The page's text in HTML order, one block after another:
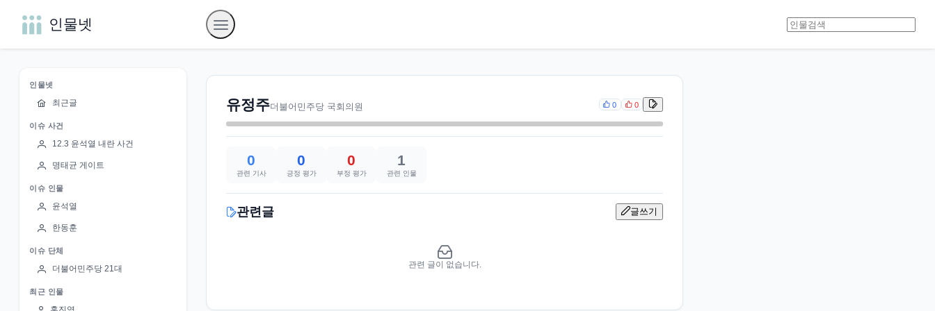
인물넷
인물넷
최근글
이슈 사건
12.3 윤석열 내란 사건
명태균 게이트
이슈 인물
윤석열
한동훈
이슈 단체
더불어민주당 21대
최근 인물
유정주더불어민주당 국회의원 0 0
0
관련 기사
0
긍정 평가
0
부정 평가
1
관련 인물
관련글 글쓰기
관련 글이 없습니다.